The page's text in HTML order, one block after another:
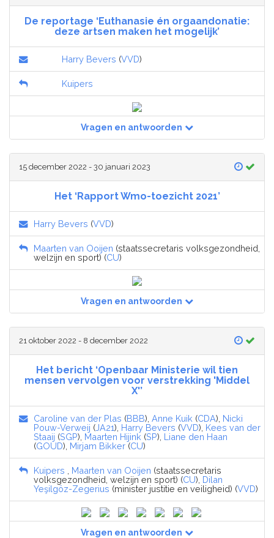
De reportage ‘Euthanasie én orgaandonatie:
deze artsen maken het mogelijk’
Harry Bevers (VVD)
Kuipers
Vragen en antwoorden
15 december 2022 - 30 januari 2023
Het ‘Rapport Wmo-toezicht 2021’
Harry Bevers (VVD)
Maarten van Ooijen (staatssecretaris volksgezondheid,
welzijn en sport) (CU)
Vragen en antwoorden
21 oktober 2022 - 8 december 2022
Het bericht ‘Openbaar Ministerie wil tien
mensen vervolgen voor verstrekking 'Middel
X'’
Caroline van der Plas (BBB), Anne Kuik (CDA), Nicki
Pouw-Verweij (JA21), Harry Bevers (VVD), Kees van der
Staaij (SGP), Maarten Hijink (SP), Liane den Haan
(GOUD), Mirjam Bikker (CU)
Kuipers Maarten van Ooijen (staatssecretaris
volksgezondheid, welzijn en sport) (CU), Dilan
Yeşilgöz-Zegerius (minister justitie en veiligheid) (VVD)
Vragen en antwoorden